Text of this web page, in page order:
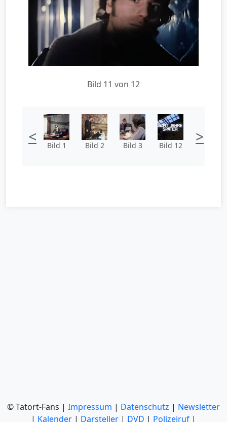
Bild 11 von 12
< Bild 1 Bild 2 Bild 3 Bild 12 >
© Tatort-Fans | Impressum | Datenschutz | Newsletter
| Kalender | Darsteller | DVD | Polizeiruf |